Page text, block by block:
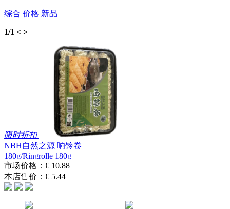
综合 价格 新品
1/1 < >
限时折扣
NBH自然之源 响铃卷
180g/Ringrolle 180g
市场价格： € 10.88
本店售价： € 5.44